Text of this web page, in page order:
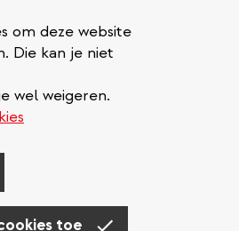
om deze website
Die kan je niet
wel weigeren.
toe